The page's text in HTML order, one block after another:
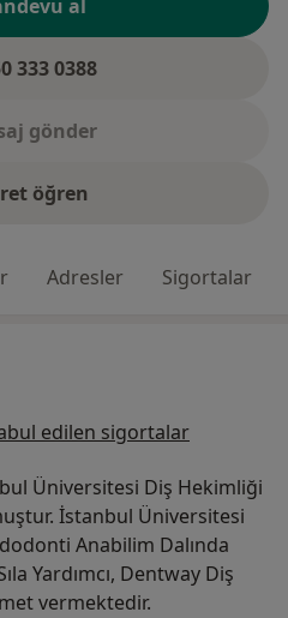
al
333 0388
gönder
öğren
Adresler Sigortalar
edilen sigortalar
Üniversitesi Diş Hekimliği
İstanbul Üniversitesi
Anabilim Dalında
Yardımcı, Dentway Diş
vermektedir.